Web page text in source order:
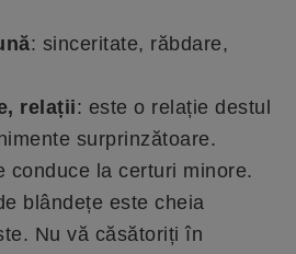
: sinceritate, răbdare,
relații: este o relație destul
surprinzătoare.
conduce la certuri minore.
blândețe este cheia
Nu vă căsătoriți în